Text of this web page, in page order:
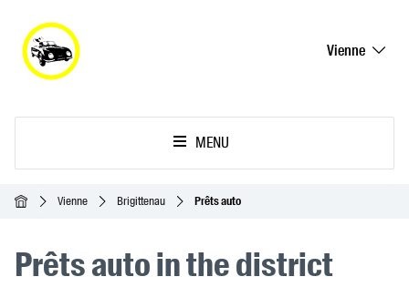
Vienne
MENU
AccueilVienne Brigittenau Prêts auto
Prêts auto in the district